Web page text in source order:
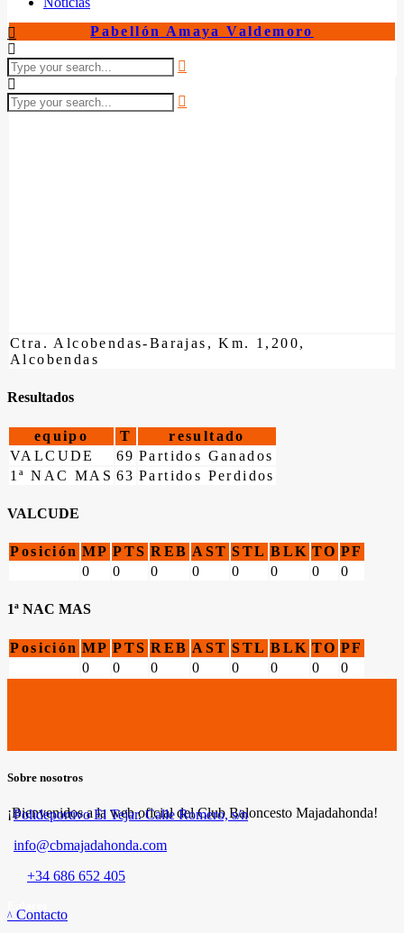
Pabellón Amaya Valdemoro
Ctra. Alcobendas-Barajas, Km. 1,200,
Alcobendas
Resultados
equipo T
resultado
VALCUDE
69 Partidos Ganados
1ª NAC MAS 63 Partidos Perdidos
VALCUDE
Posición MP PTS REB AST STL BLK TO PF
0
0 0 0 0 0 0 0
1ª NAC MAS
Posición MP PTS REB AST STL BLK TO PF
0
0 0 0 0 0 0 0
Sobre nosotros
¡Bienvenidos a la web oficial del Club Baloncesto Majadahonda!
Polideportivo El Tejar. Calle Romero, s/n
info@cbmajadahonda.com
+34 686 652 405
Contacto